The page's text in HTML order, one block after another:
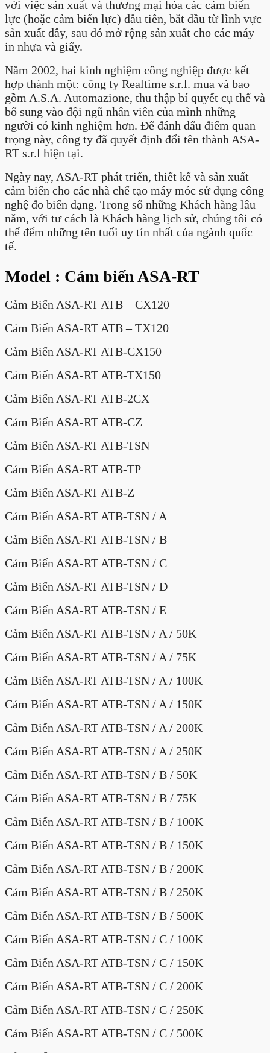
với việc sản xuất và thương mại hóa các cảm biến
lực (hoặc cảm biến lực) đầu tiên, bắt đầu từ lĩnh vực
sản xuất dây, sau đó mở rộng sản xuất cho các máy
in nhựa và giấy.
Năm 2002, hai kinh nghiệm công nghiệp được kết
hợp thành một: công ty Realtime s.r.l. mua và bao
gồm A.S.A. Automazione, thu thập bí quyết cụ thể và
bổ sung vào đội ngũ nhân viên của mình những
người có kinh nghiệm hơn. Để đánh dấu điểm quan
trọng này, công ty đã quyết định đổi tên thành ASA-
RT s.r.l hiện tại.
Ngày nay, ASA-RT phát triển, thiết kế và sản xuất
cảm biến cho các nhà chế tạo máy móc sử dụng công
nghệ đo biến dạng. Trong số những Khách hàng lâu
năm, với tư cách là Khách hàng lịch sử, chúng tôi có
thể đếm những tên tuổi uy tín nhất của ngành quốc
tế.
Model : Cảm biến ASA-RT
Cảm Biến ASA-RT ATB – CX120
Cảm Biến ASA-RT ATB – TX120
Cảm Biến ASA-RT ATB-CX150
Cảm Biến ASA-RT ATB-TX150
Cảm Biến ASA-RT ATB-2CX
Cảm Biến ASA-RT ATB-CZ
Cảm Biến ASA-RT ATB-TSN
Cảm Biến ASA-RT ATB-TP
Cảm Biến ASA-RT ATB-Z
Cảm Biến ASA-RT ATB-TSN / A
Cảm Biến ASA-RT ATB-TSN / B
Cảm Biến ASA-RT ATB-TSN / C
Cảm Biến ASA-RT ATB-TSN / D
Cảm Biến ASA-RT ATB-TSN / E
Cảm Biến ASA-RT ATB-TSN / A / 50K
Cảm Biến ASA-RT ATB-TSN / A / 75K
Cảm Biến ASA-RT ATB-TSN / A / 100K
Cảm Biến ASA-RT ATB-TSN / A / 150K
Cảm Biến ASA-RT ATB-TSN / A / 200K
Cảm Biến ASA-RT ATB-TSN / A / 250K
Cảm Biến ASA-RT ATB-TSN / B / 50K
Cảm Biến ASA-RT ATB-TSN / B / 75K
Cảm Biến ASA-RT ATB-TSN / B / 100K
Cảm Biến ASA-RT ATB-TSN / B / 150K
Cảm Biến ASA-RT ATB-TSN / B / 200K
Cảm Biến ASA-RT ATB-TSN / B / 250K
Cảm Biến ASA-RT ATB-TSN / B / 500K
Cảm Biến ASA-RT ATB-TSN / C / 100K
Cảm Biến ASA-RT ATB-TSN / C / 150K
Cảm Biến ASA-RT ATB-TSN / C / 200K
Cảm Biến ASA-RT ATB-TSN / C / 250K
Cảm Biến ASA-RT ATB-TSN / C / 500K